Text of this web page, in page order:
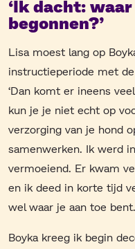
‘Ik dacht:
begonnen?’
Lisa moest lang op
instructieperiode met
‘Dan komt er ineens
kun je je niet echt op
verzorging van je hond
samenwerken. Ik werd
vermoeiend. Er kwam
en ik deed in korte tijd
wel waar je aan toe bent.
Boyka kreeg ik begin